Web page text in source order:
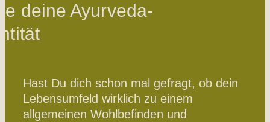
deine Ayurveda-
Hast Du dich schon mal gefragt, ob dein
Lebensumfeld wirklich zu einem
allgemeinen Wohlbefinden und